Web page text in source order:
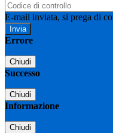
E-mail inviata, si prega di
Errore
Chiudi
Successo
Chiudi
Informazione
Chiudi